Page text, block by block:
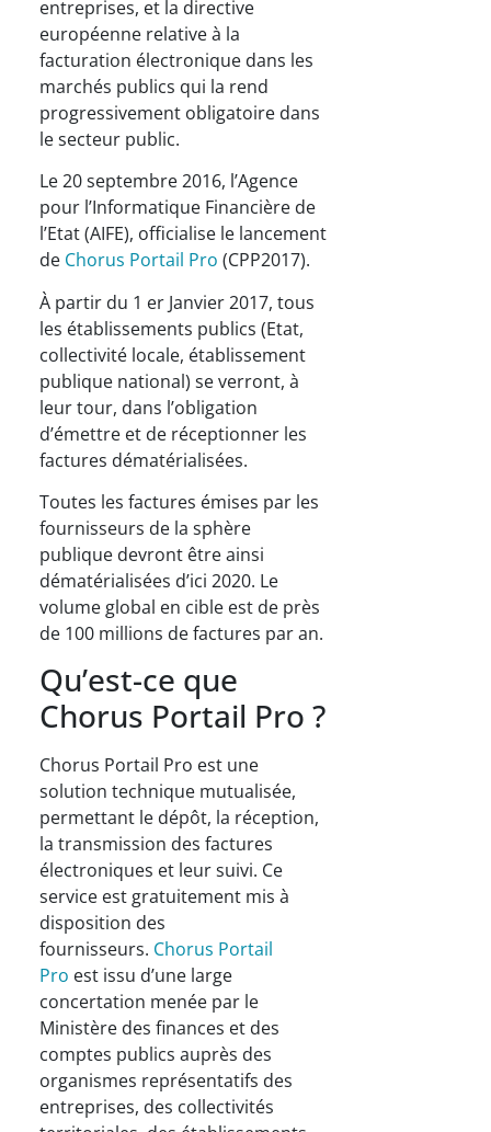
entreprises, et la directive
européenne relative à la
facturation électronique dans les
marchés publics qui la rend
progressivement obligatoire dans
le secteur public.
Le 20 septembre 2016, l’Agence
pour l’Informatique Financière de
l’Etat (AIFE), officialise le lancement
de Chorus Portail Pro (CPP2017).
À partir du 1 er Janvier 2017, tous
les établissements publics (Etat,
collectivité locale, établissement
publique national) se verront, à
leur tour, dans l’obligation
d’émettre et de réceptionner les
factures dématérialisées.
Toutes les factures émises par les
fournisseurs de la sphère
publique devront être ainsi
dématérialisées d’ici 2020. Le
volume global en cible est de près
de 100 millions de factures par an.
Qu’est-ce que
Chorus Portail Pro ?
Chorus Portail Pro est une
solution technique mutualisée,
permettant le dépôt, la réception,
la transmission des factures
électroniques et leur suivi. Ce
service est gratuitement mis à
disposition des
fournisseurs. Chorus Portail
Pro est issu d’une large
concertation menée par le
Ministère des finances et des
comptes publics auprès des
organismes représentatifs des
entreprises, des collectivités